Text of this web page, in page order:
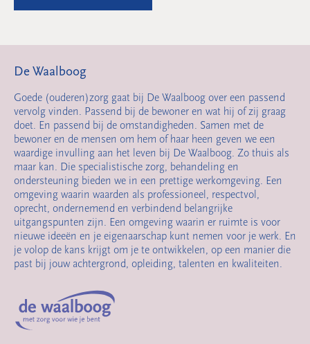
De Waalboog
Goede (ouderen)zorg gaat bij De Waalboog over een passend
vervolg vinden. Passend bij de bewoner en wat hij of zij graag
doet. En passend bij de omstandigheden. Samen met de
bewoner en de mensen om hem of haar heen geven we een
waardige invulling aan het leven bij De Waalboog. Zo thuis als
maar kan. Die specialistische zorg, behandeling en
ondersteuning bieden we in een prettige werkomgeving. Een
omgeving waarin waarden als professioneel, respectvol,
oprecht, ondernemend en verbindend belangrijke
uitgangspunten zijn. Een omgeving waarin er ruimte is voor
nieuwe ideeën en je eigenaarschap kunt nemen voor je werk. En
je volop de kans krijgt om je te ontwikkelen, op een manier die
past bij jouw achtergrond, opleiding, talenten en kwaliteiten.